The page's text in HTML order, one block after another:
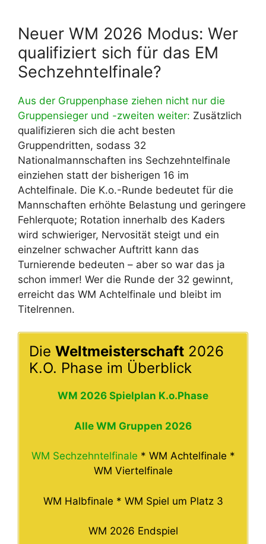
Neuer WM 2026 Modus: Wer
qualifiziert sich für das EM
Sechzehntelfinale?
Aus der Gruppenphase ziehen nicht nur die
Gruppensieger und -zweiten weiter: Zusätzlich
qualifizieren sich die acht besten
Gruppendritten, sodass 32
Nationalmannschaften ins Sechzehntelfinale
einziehen statt der bisherigen 16 im
Achtelfinale. Die K.o.-Runde bedeutet für die
Mannschaften erhöhte Belastung und geringere
Fehlerquote; Rotation innerhalb des Kaders
wird schwieriger, Nervosität steigt und ein
einzelner schwacher Auftritt kann das
Turnierende bedeuten – aber so war das ja
schon immer! Wer die Runde der 32 gewinnt,
erreicht das WM Achtelfinale und bleibt im
Titelrennen.
Die Weltmeisterschaft 2026
K.O. Phase im Überblick
WM 2026 Spielplan K.o.Phase
Alle WM Gruppen 2026
WM Sechzehntelfinale * WM Achtelfinale *
WM Viertelfinale
WM Halbfinale * WM Spiel um Platz 3
WM 2026 Endspiel